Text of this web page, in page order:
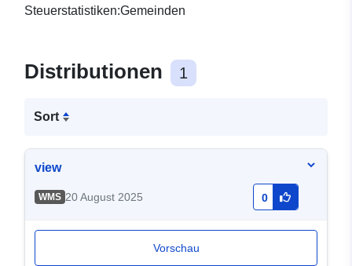
Steuerstatistiken:Gemeinden
Distributionen 1
Sort
view
WMS 20 August 2025 0
Vorschau